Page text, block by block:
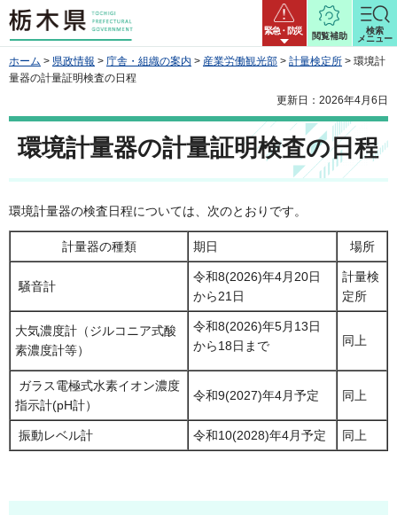
栃木県 緊急・防災
閲覧補助
検索
メニュー
ホーム > 県政情報 > 庁舎・組織の案内 > 産業労働観光部 > 計量検定所 > 環境計
量器の計量証明検査の日程
更新日：2026年4月6日
環境計量器の計量証明検査の日程
環境計量器の検査日程については、次のとおりです。
計量器の種類 期日 場所
騒音計
令和8(2026)年4月20日
から21日
計量検
定所
大気濃度計（ジルコニア式酸
素濃度計等）
令和8(2026)年5月13日
から18日まで
同上
ガラス電極式水素イオン濃度
指示計(pH計）
令和9(2027)年4月予定 同上
振動レベル計 令和10(2028)年4月予定 同上